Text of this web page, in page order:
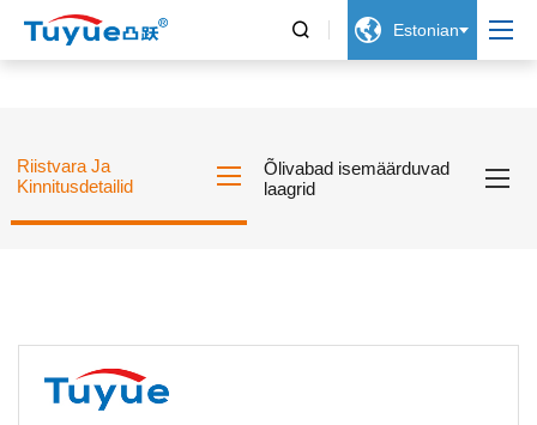
  Estonian
Riistvara Ja
Kinnitusdetailid
Õlivabad isemäärduvad
laagrid